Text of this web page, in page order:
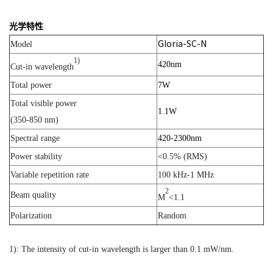
光学特性
Model
Gloria-SC-N
Cut-in wavelength
1) 420nm
Total power
7W
Total visible power
(350-850 nm)
1.1W
Spectral range
420-2300nm
Power stability
<0.5% (RMS)
Variable repetition rate
100 kHz-1 MHz
Beam quality M
2
<1.1
Polarization Random
1): The intensity of cut-in wavelength is larger than 0.1 mW/nm.